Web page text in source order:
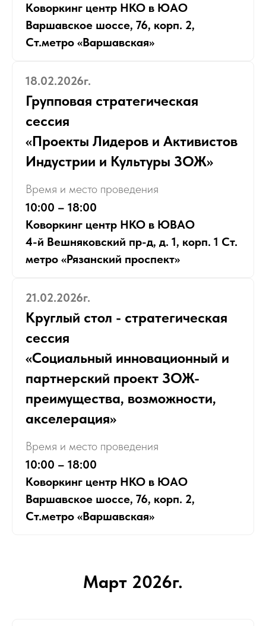
Коворкинг центр НКО в ЮАО
Варшавское шоссе, 76, корп. 2,
Ст.метро «Варшавская»
18.02.2026г.
Групповая стратегическая
сессия
«Проекты Лидеров и Активистов
Индустрии и Культуры ЗОЖ»
Время и место проведения
10:00 – 18:00
Коворкинг центр НКО в ЮВАО
4-й Вешняковский пр-д, д. 1, корп. 1 Ст.
метро «Рязанский проспект»
21.02.2026г.
Круглый стол - стратегическая
сессия
«Социальный инновационный и
партнерский проект ЗОЖ-
преимущества, возможности,
акселерация»
Время и место проведения
10:00 – 18:00
Коворкинг центр НКО в ЮАО
Варшавское шоссе, 76, корп. 2,
Ст.метро «Варшавская»
Март 2026г.